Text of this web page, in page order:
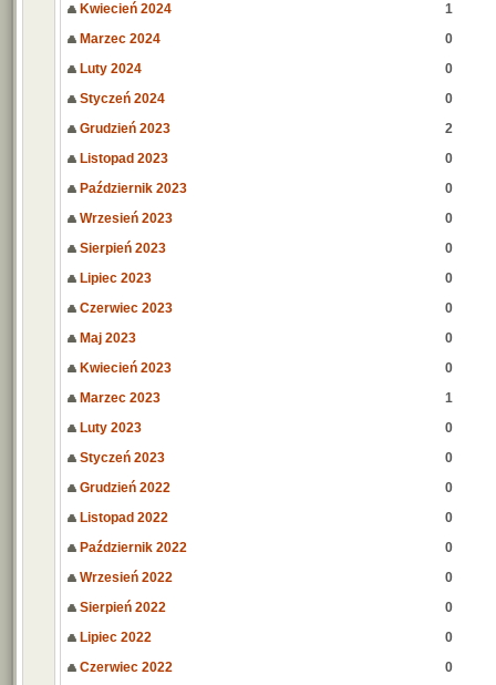
Kwiecień 2024
1
Marzec 2024
0
Luty 2024
0
Styczeń 2024
0
Grudzień 2023
2
Listopad 2023
0
Październik 2023
0
Wrzesień 2023
0
Sierpień 2023
0
Lipiec 2023
0
Czerwiec 2023
0
Maj 2023
0
Kwiecień 2023
0
Marzec 2023
1
Luty 2023
0
Styczeń 2023
0
Grudzień 2022
0
Listopad 2022
0
Październik 2022
0
Wrzesień 2022
0
Sierpień 2022
0
Lipiec 2022
0
Czerwiec 2022
0